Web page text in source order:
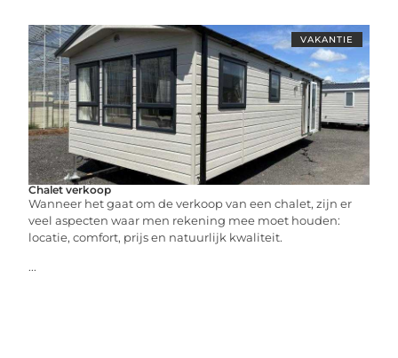
VAKANTIE
Chalet verkoop
Wanneer het gaat om de verkoop van een chalet, zijn er
veel aspecten waar men rekening mee moet houden:
locatie, comfort, prijs en natuurlijk kwaliteit.
...